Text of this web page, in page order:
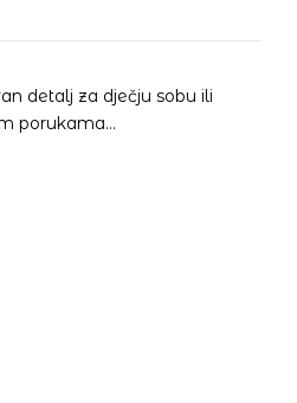
detalj za dječju sobu ili
porukama…